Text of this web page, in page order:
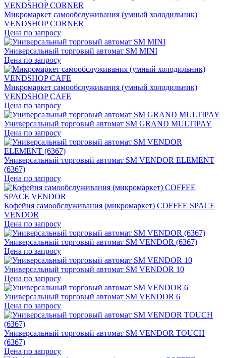
Микромаркет самообслуживания (умный холодильник)
VENDSHOP CORNER
Цена по запросу
Универсальный торговый автомат SM MINI
Цена по запросу
Микромаркет самообслуживания (умный холодильник)
VENDSHOP CAFE
Цена по запросу
Универсальный торговый автомат SM GRAND MULTIPAY
Цена по запросу
Универсальный торговый автомат SM VENDOR ELEMENT
(6367)
Цена по запросу
Кофейня самообслуживания (микромаркет) COFFEE SPACE
VENDOR
Цена по запросу
Универсальный торговый автомат SM VENDOR (6367)
Цена по запросу
Универсальный торговый автомат SM VENDOR 10
Цена по запросу
Универсальный торговый автомат SM VENDOR 6
Цена по запросу
Универсальный торговый автомат SM VENDOR TOUCH
(6367)
Цена по запросу